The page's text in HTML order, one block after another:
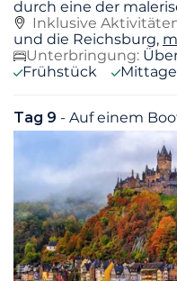
durch eine der
Inklusive
und die Reichsburg,
Unterbringung:
Frühstück
Tag 9 - Auf einem